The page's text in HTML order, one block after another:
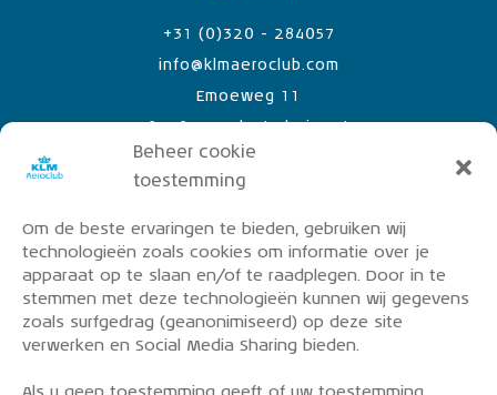
Beheer cookie
toestemming
Om de beste ervaringen te bieden, gebruiken wij
technologieën zoals cookies om informatie over je
apparaat op te slaan en/of te raadplegen. Door in te
stemmen met deze technologieën kunnen wij gegevens
zoals surfgedrag (geanonimiseerd) op deze site
verwerken en Social Media Sharing bieden.
Emoeweg 11
info@klmaeroclub.com
+31 (0)320 - 284057
PRIVACY POLICY
OVER DE KLM AEROCLUB
VLIEGLESSEN
VLOOT